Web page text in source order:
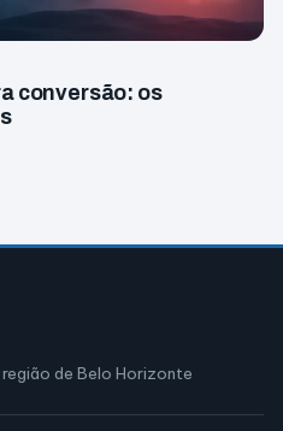
conversão: os
de Belo Horizonte